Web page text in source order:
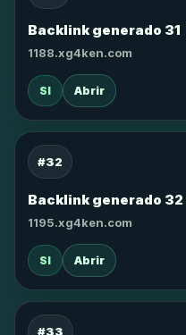
Backlink generado 31
1188.xg4ken.com
SI Abrir
#32
Backlink generado 32
1195.xg4ken.com
SI Abrir
#33